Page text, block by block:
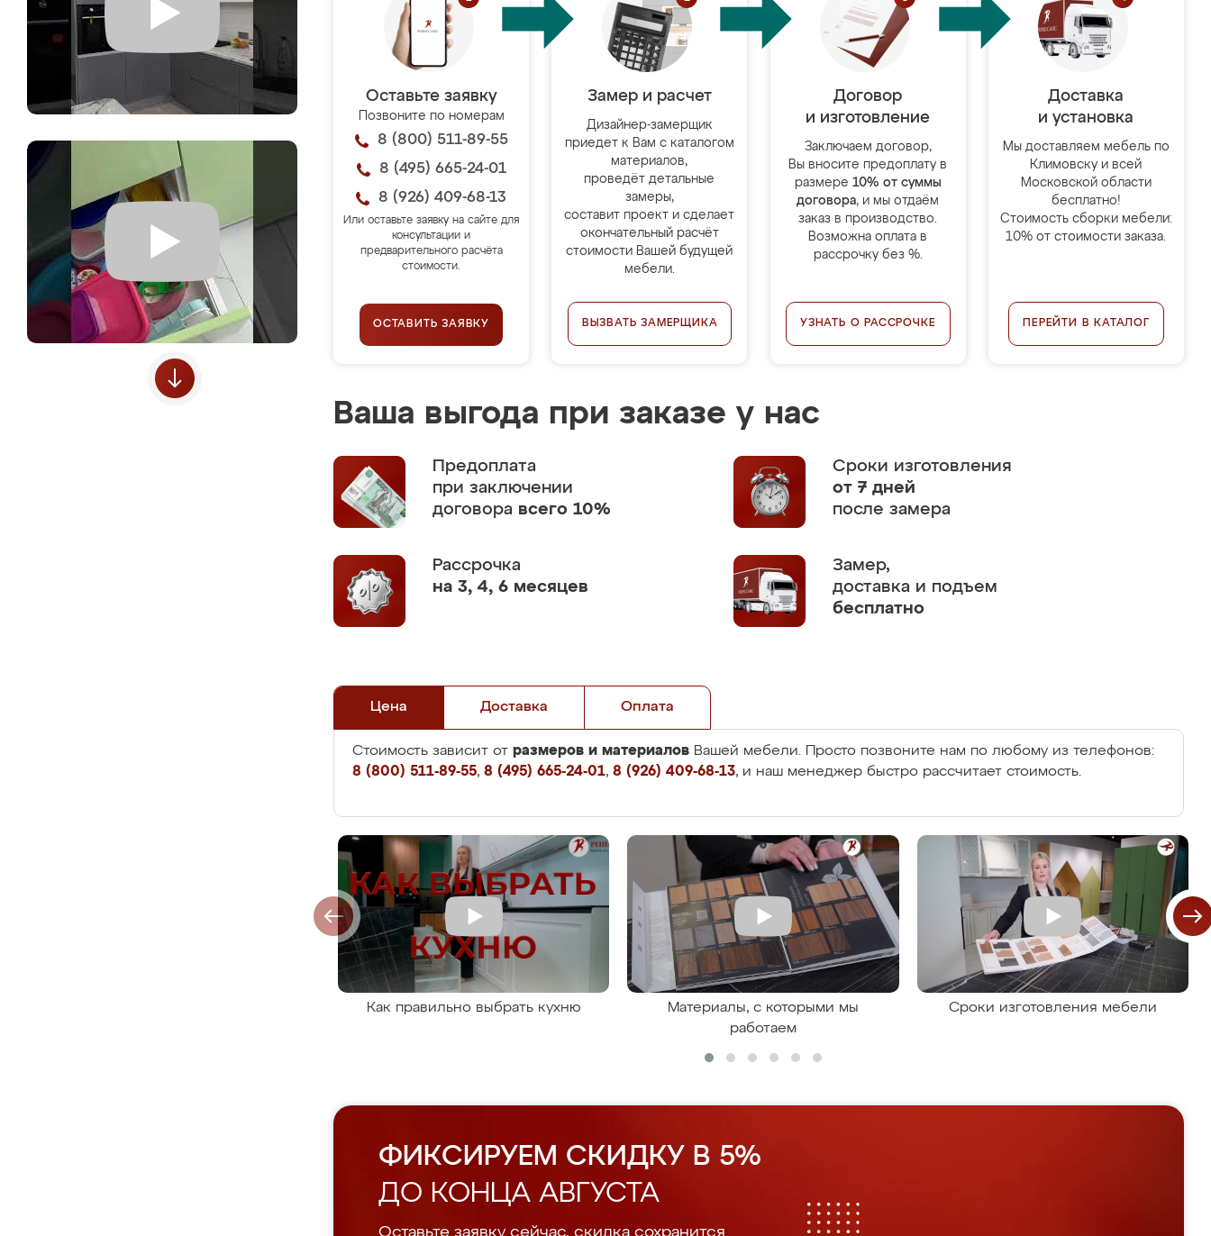
Оставьте заявку
Позвоните по номерам
8 (800) 511-89-55
8 (495) 665-24-01
8 (926) 409-68-13
Или оставьте заявку на сайте для
консультации и
предварительного расчёта
стоимости.
ОСТАВИТЬ ЗАЯВКУ
Замер и расчет
Дизайнер-замерщик
приедет к Вам с каталогом
материалов,
проведёт детальные
замеры,
составит проект и сделает
окончательный расчёт
стоимости Вашей будущей
мебели.
ВЫЗВАТЬ ЗАМЕРЩИКА
Договор
и изготовление
Заключаем договор,
Вы вносите предоплату в
размере 10% от суммы
договора, и мы отдаём
заказ в производство.
Возможна оплата в
рассрочку без %.
УЗНАТЬ О РАССРОЧКЕ
Доставка
и установка
Мы доставляем мебель по
Климовску и всей
Московской области
бесплатно!
Стоимость сборки мебели:
10% от стоимости заказа.
ПЕРЕЙТИ В КАТАЛОГ
Ваша выгода при заказе у нас
Предоплата
при заключении
договора всего 10%
Сроки изготовления
от 7 дней
после замера
Рассрочка
на 3, 4, 6 месяцев
Замер,
доставка и подъем
бесплатно
Цена Доставка Оплата
Стоимость зависит от размеров и материалов Вашей мебели. Просто позвоните нам по любому из телефонов:
8 (800) 511-89-55, 8 (495) 665-24-01, 8 (926) 409-68-13, и наш менеджер быстро рассчитает стоимость.
Как правильно выбрать кухню
Материалы, с которыми мы
работаем
Сроки изготовления мебели
ФИКСИРУЕМ СКИДКУ В 5%
ДО КОНЦА АВГУСТА
Оставьте заявку сейчас, скидка сохранится.